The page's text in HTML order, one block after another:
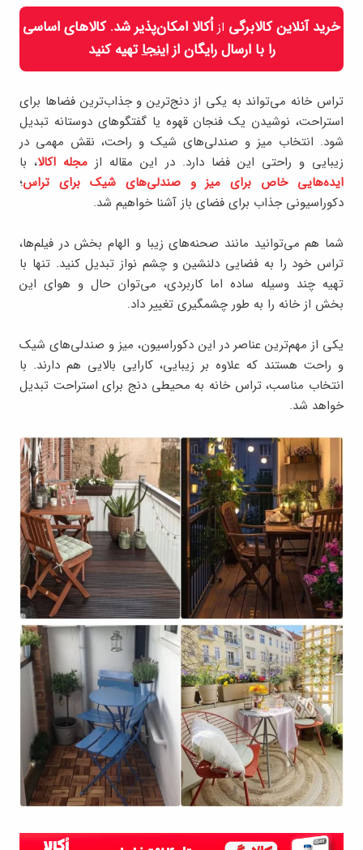
خرید آنلاین کالابرگی از اُکالا امکان‌پذیر شد. کالاهای اساسی
را با ارسال رایگان ازاینجاتهیه کنید
تراس خانه می‌تواند به یکی از دنج‌ترین و جذاب‌ترین فضاها برای
استراحت، نوشیدن یک فنجان قهوه یا گفتگوهای دوستانه تبدیل
شود. انتخاب میز و صندلی‌های شیک و راحت، نقش مهمی در
زیبایی و راحتی این فضا دارد. در این مقاله از مجله اکالا، با
ایده‌هایی خاص برای میز و صندلی‌های شیک برای تراس؛
دکوراسیونی جذاب برای فضای باز آشنا خواهیم شد.
شما هم می‌توانید مانند صحنه‌های زیبا و الهام ‌بخش در فیلم‌ها،
تراس خود را به فضایی د‌لنشین و چشم ‌نواز تبدیل کنید. تنها با
تهیه چند وسیله ساده اما کاربردی، می‌توان حال و هوای این
بخش از خانه را به ‌طور چشمگیری تغییر داد.
یکی از مهم‌ترین عناصر در این دکوراسیون، میز و صندلی‌های شیک
و راحت هستند که علاوه بر زیبایی، کارایی بالایی هم دارند. با
انتخاب مناسب، تراس خانه به محیطی دنج برای استراحت تبدیل
خواهد شد.